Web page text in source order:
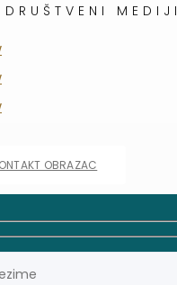
DRUŠTVENI MEDIJI
OBRAZAC